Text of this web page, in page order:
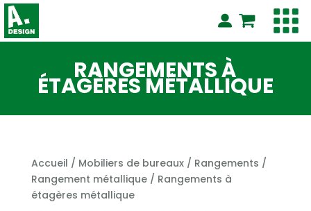
RANGEMENTS À
ÉTAGÈRES MÉTALLIQUE
Accueil / Mobiliers de bureaux/ Rangements /
Rangement métallique/ Rangements à
étagères métallique